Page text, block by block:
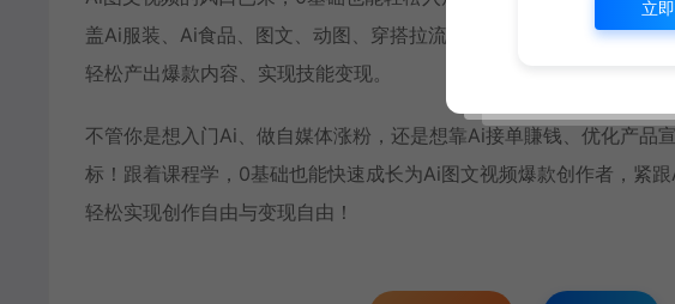
盖Ai服装、Ai食品、图文、动图、穿搭拉流，全程实操落地、0基础
轻松产出爆款内容、实现技能变现。
不管你是想入门Ai、做自媒体涨粉，还是想靠Ai接单賺钱、优化产品
标！跟着课程学，0基础也能快速成长为Ai图文视频爆款创作者，紧
轻松实现创作自由与变现自由！
立